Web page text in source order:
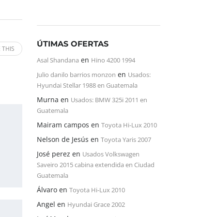
THIS
ÚTIMAS OFERTAS
Asal Shandana en Hino 4200 1994
Julio danilo barrios monzon en Usados:
Hyundai Stellar 1988 en Guatemala
Murna en Usados: BMW 325i 2011 en
Guatemala
Mairam campos en Toyota Hi-Lux 2010
Nelson de Jesús en Toyota Yaris 2007
José perez en Usados Volkswagen
Saveiro 2015 cabina extendida en Ciudad
Guatemala
Álvaro en Toyota Hi-Lux 2010
Angel en Hyundai Grace 2002